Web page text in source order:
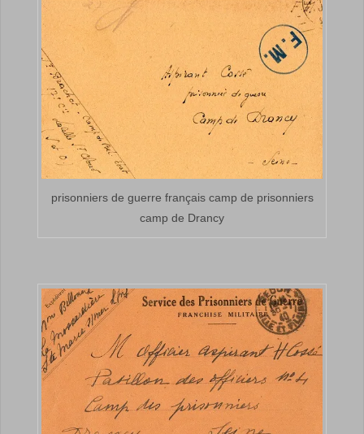
prisonniers de guerre français camp de prisonniers
camp de Drancy